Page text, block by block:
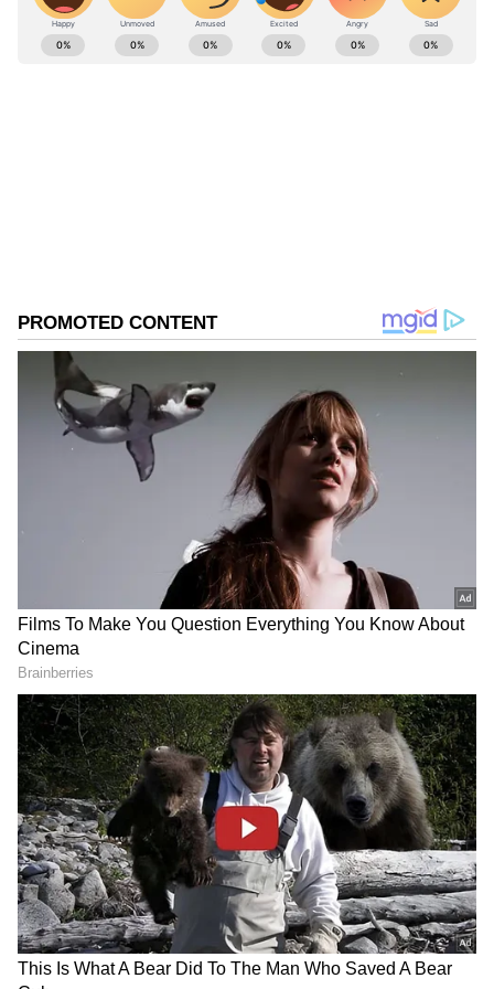
ಕರ್ನಾಟಕ, ಭಾರತ ( India News) ಮತ್ತು ಜಗತ್ತಿನ
ABOUT THE AUTHOR
BK Ashwin
ನಿತ್ಯಾನಂದ
DOWNLOAD APP